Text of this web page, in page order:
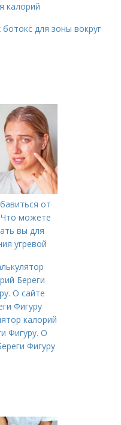
калорий
ботокс для зоны вокруг
от
Что можете
вы для
угревой
(акне)
калорий
Фигуру. О
Фигуру